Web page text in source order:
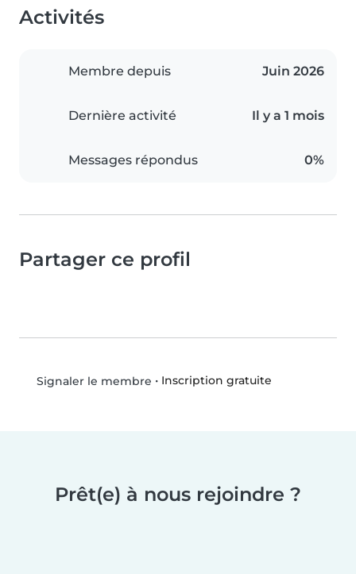
Activités
Membre depuis Juin 2026
Dernière activité Il y a 1 mois
Messages répondus 0%
Partager ce profil
Signaler le membre • Inscription gratuite
Prêt(e) à nous rejoindre ?